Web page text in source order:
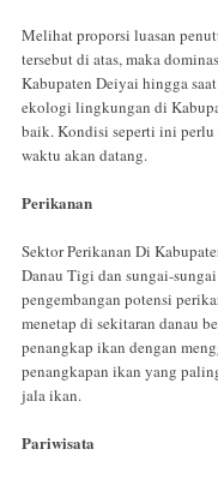
Melihat proporsi luasan
tersebut di atas, maka
Kabupaten Deiyai hingga
ekologi lingkungan di
baik. Kondisi seperti ini perlu
waktu akan datang.
Perikanan
Sektor Perikanan Di
Danau Tigi dan sungai-
pengembangan potensi
menetap di sekitaran danau
penangkap ikan dengan
penangkapan ikan yang
jala ikan.
Pariwisata